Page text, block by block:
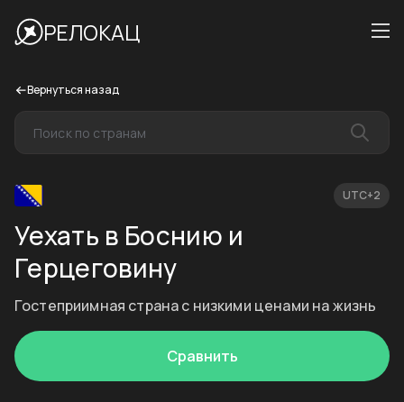
РЕЛОКАЦ
Вернуться назад
UTC+2
Уехать в Боснию и
Герцеговину
Гостеприимная страна с низкими ценами на жизнь
Сравнить